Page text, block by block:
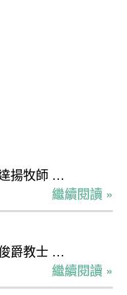
揚牧師 …
繼續閱讀 »
爵教士 …
繼續閱讀 »